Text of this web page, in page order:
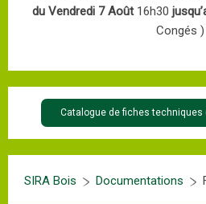
du Vendredi 7 Août 16h30
Congés )
Catalogue de fiches techniques
SIRA Bois Documentations